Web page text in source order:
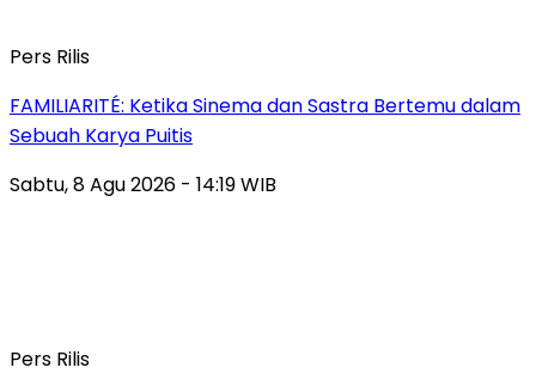
Pers Rilis
FAMILIARITÉ: Ketika Sinema dan Sastra Bertemu dalam
Sebuah Karya Puitis
Sabtu, 8 Agu 2026 - 14:19 WIB
Pers Rilis